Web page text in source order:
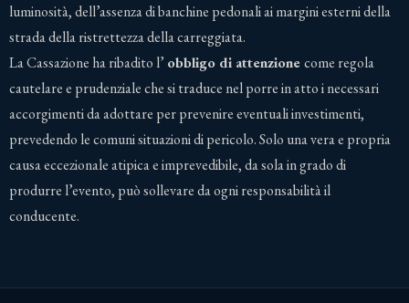
luminosità, dell’assenza di banchine pedonali ai margini esterni della
strada della ristrettezza della carreggiata.
La Cassazione ha ribadito l’ obbligo di attenzionecome regola
cautelare e prudenziale che si traduce nel porre in atto i necessari
accorgimenti da adottare per prevenire eventuali investimenti,
prevedendo le comuni situazioni di pericolo. Solo una vera e propria
causa eccezionale atipica e imprevedibile, da sola in grado di
produrre l’evento, può sollevare da ogni responsabilità il
conducente.